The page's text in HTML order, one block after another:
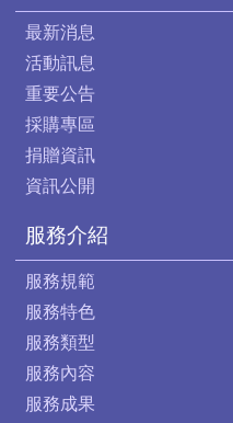
最新消息
活動訊息
重要公告
採購專區
捐贈資訊
資訊公開
服務介紹
服務規範
服務特色
服務類型
服務內容
服務成果